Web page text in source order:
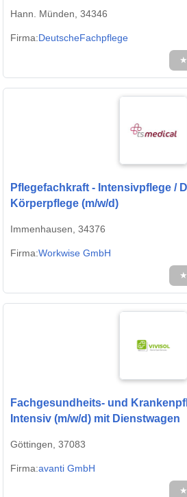
Hann. Münden, 34346
Firma:DeutscheFachpflege
★
Pflegefachkraft - Intensivpflege /
Körperpflege (m/w/d)
Immenhausen, 34376
Firma:Workwise GmbH
★
Fachgesundheits- und
Intensiv (m/w/d) mit Dienstwagen
Göttingen, 37083
Firma:avanti GmbH
★